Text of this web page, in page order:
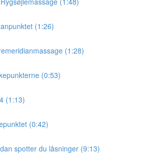
(1:26)
(1:28)
(0:53)
(1:13)
(0:42)
spotter du låsninger (9:13)